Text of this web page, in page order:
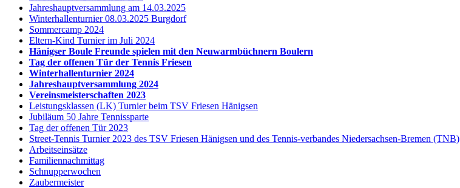
Jahreshauptversammlung am 14.03.2025
Winterhallenturnier 08.03.2025 Burgdorf
Sommercamp 2024
Eltern-Kind Turnier im Juli 2024
Hänigser Boule Freunde spielen mit den Neuwarmbüchnern Boulern
Tag der offenen Tür der Tennis Friesen
Winterhallenturnier 2024
Jahreshauptversammlung 2024
Vereinsmeisterschaften 2023
Leistungsklassen (LK) Turnier beim TSV Friesen Hänigsen
Jubiläum 50 Jahre Tennissparte
Tag der offenen Tür 2023
Street-Tennis Turnier 2023 des TSV Friesen Hänigsen und des Tennis-verbandes Niedersachsen-Bremen (TNB)
Arbeitseinsätze
Familiennachmittag
Schnupperwochen
Zaubermeister